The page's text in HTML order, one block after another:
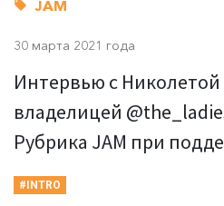
JAM
30 марта 2021 года
Интервью с
владелицей
Рубрика JAM при
#INTRO